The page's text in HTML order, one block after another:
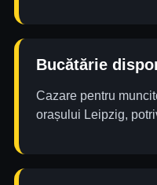
Bucătărie
Cazare pentru
orașului Leipzig,